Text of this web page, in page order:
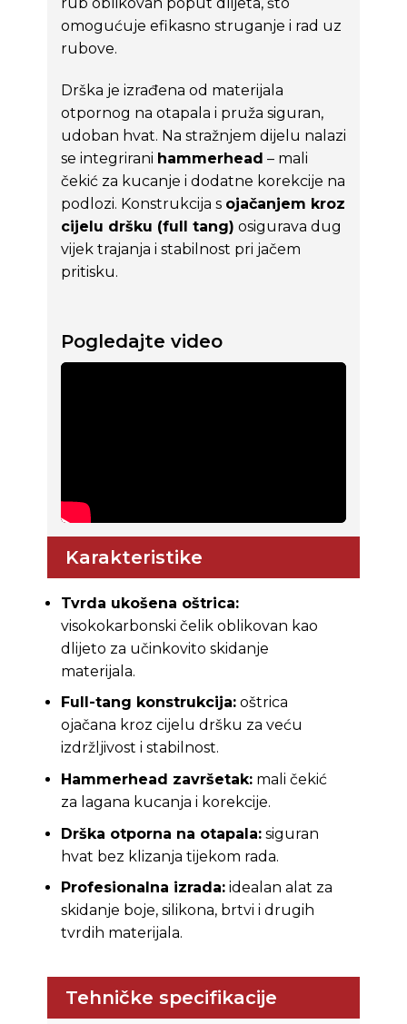
rub oblikovan poput dlijeta, što
omogućuje efikasno struganje i rad uz
rubove.
Drška je izrađena od materijala
otpornog na otapala i pruža siguran,
udoban hvat. Na stražnjem dijelu nalazi
se integrirani hammerhead – mali
čekić za kucanje i dodatne korekcije na
podlozi. Konstrukcija s ojačanjem kroz
cijelu dršku (full tang) osigurava dug
vijek trajanja i stabilnost pri jačem
pritisku.
Pogledajte video
Karakteristike
Tvrda ukošena oštrica:
visokokarbonski čelik oblikovan kao
dlijeto za učinkovito skidanje
materijala.
Full-tang konstrukcija:oštrica
ojačana kroz cijelu dršku za veću
izdržljivost i stabilnost.
Hammerhead završetak:mali čekić
za lagana kucanja i korekcije.
Drška otporna na otapala:siguran
hvat bez klizanja tijekom rada.
Profesionalna izrada:idealan alat za
skidanje boje, silikona, brtvi i drugih
tvrdih materijala.
Tehničke specifikacije